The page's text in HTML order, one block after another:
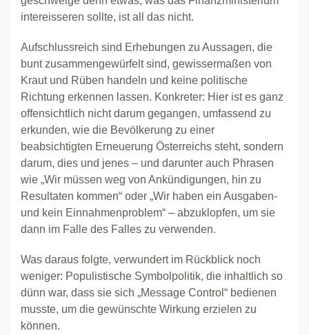
intereisseren sollte, ist all das nicht.
Aufschlussreich sind Erhebungen zu Aussagen, die
bunt zusammengewürfelt sind, gewissermaßen von
Kraut und Rüben handeln und keine politische
Richtung erkennen lassen. Konkreter: Hier ist es ganz
offensichtlich nicht darum gegangen, umfassend zu
erkunden, wie die Bevölkerung zu einer
beabsichtigten Erneuerung Österreichs steht, sondern
darum, dies und jenes – und darunter auch Phrasen
wie „Wir müssen weg von Ankündigungen, hin zu
Resultaten kommen“ oder „Wir haben ein Ausgaben-
und kein Einnahmenproblem“ – abzuklopfen, um sie
dann im Falle des Falles zu verwenden.
Was daraus folgte, verwundert im Rückblick noch
weniger: Populistische Symbolpolitik, die inhaltlich so
dünn war, dass sie sich „Message Control“ bedienen
musste, um die gewünschte Wirkung erzielen zu
können.